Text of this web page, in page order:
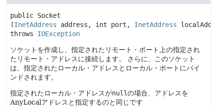
public Socket
(InetAddress address, int port, InetAddress
throws IOException
ソケットを作成し、指定されたリモート・ポート上の指定され
たリモート・アドレスに接続します。
さらに、このソケット
は、指定されたローカル・アドレスとローカル・ポートにバイ
ンドされます。
指定されたローカル・アドレスがnullの場合、アドレスを
AnyLocalアドレスと指定するのと同じです